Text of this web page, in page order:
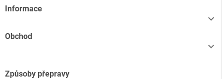
Informace

Obchod

Způsoby přepravy